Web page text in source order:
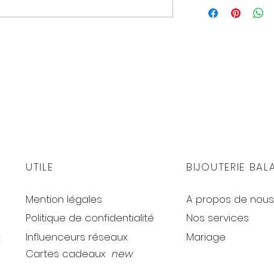
UTILE
Mention légales
Politique de confidentialité
Influenceurs réseaux
Cartes cadeaux new
BIJOUTERIE
A propos de nous
Nos services
Mariage